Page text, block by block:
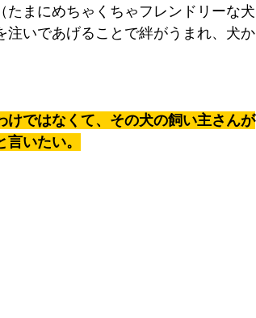
まにめちゃくちゃフレンドリーな犬
いであげることで絆がうまれ、犬か
ではなくて、その犬の飼い主さんが
いたい。